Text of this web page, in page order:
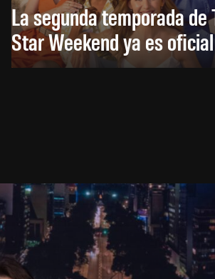
La segunda temporada de
Star Weekend ya es